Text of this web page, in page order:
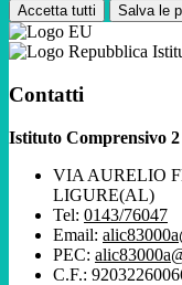
Accetta tutti Salva le
Contatti
Istituto Comprensivo
VIA AURELIO
LIGURE(AL)
Tel: 0143/76047
Email:
PEC:
C.F.: